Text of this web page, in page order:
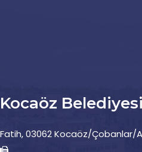
Kocaöz Belediyesi
Fatih, 03062 Kocaöz/Çobanlar/